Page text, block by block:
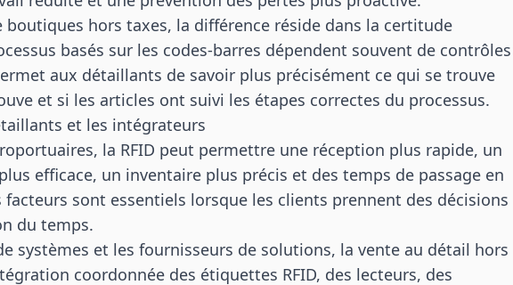
boutiques hors taxes, la différence réside dans la certitude
basés sur les codes-barres dépendent souvent de contrôles
aux détaillants de savoir plus précisément ce qui se trouve
et si les articles ont suivi les étapes correctes du processus.
et les intégrateurs
la RFID peut permettre une réception plus rapide, un
efficace, un inventaire plus précis et des temps de passage en
facteurs sont essentiels lorsque les clients prennent des décisions
du temps.
systèmes et les fournisseurs de solutions, la vente au détail hors
coordonnée des étiquettes RFID, des lecteurs, des